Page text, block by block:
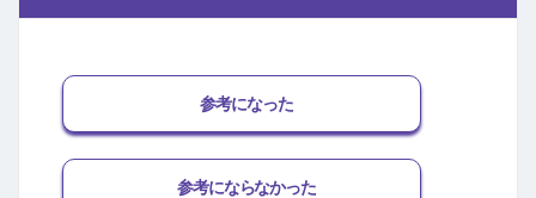
参考になった
参考にならなかった